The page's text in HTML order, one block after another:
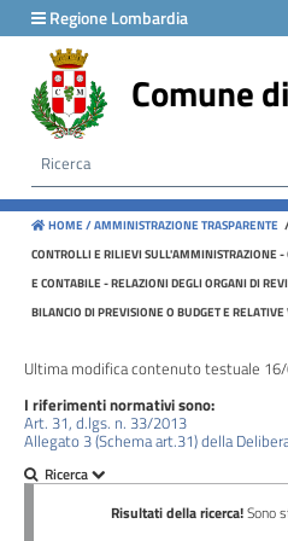
Regione Lombardia
Comune
HOME /AMMINISTRAZIONE TRASPARENTE
CONTROLLI E RILIEVI SULL'AMMINISTRAZIONE
E CONTABILE - RELAZIONI DEGLI ORGANI DI
BILANCIO DI PREVISIONE O BUDGET E
Ultima modifica contenuto testuale
I riferimenti normativi sono:
Art. 31, d.lgs. n. 33/2013
Allegato 3 (Schema art.31) della
menu
Disposizioni
generali
Organizzazione
Consulenti
collaboratori
Personale
Bandi
di